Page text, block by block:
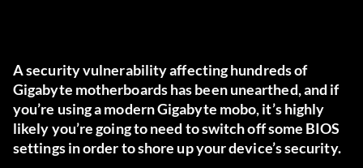
A security vulnerability affecting hundreds of
Gigabyte motherboards has been unearthed, and if
you’re using a modern Gigabyte mobo, it’s highly
likely you’re going to need to switch off some BIOS
settings in order to shore up your device’s security.